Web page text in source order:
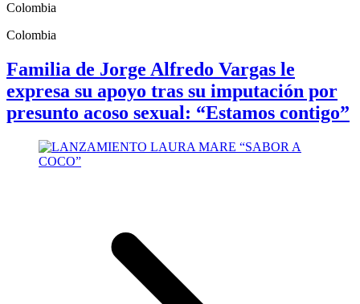
Colombia
Colombia
Familia de Jorge Alfredo Vargas le
expresa su apoyo tras su imputación por
presunto acoso sexual: “Estamos contigo”